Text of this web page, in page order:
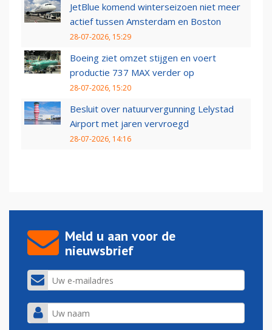
JetBlue komend winterseizoen niet meer
actief tussen Amsterdam en Boston
28-07-2026, 15:29
Boeing ziet omzet stijgen en voert
productie 737 MAX verder op
28-07-2026, 15:20
Besluit over natuurvergunning Lelystad
Airport met jaren vervroegd
28-07-2026, 14:16
Meld u aan voor de
nieuwsbrief